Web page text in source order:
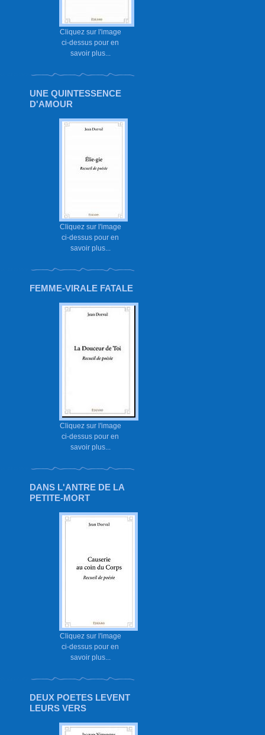
Cliquez sur l'image
ci-dessus pour en
savoir plus...
UNE QUINTESSENCE
D'AMOUR
Cliquez sur l'image
ci-dessus pour en
savoir plus...
FEMME-VIRALE FATALE
Cliquez sur l'image
ci-dessus pour en
savoir plus...
DANS L'ANTRE DE LA
PETITE-MORT
Cliquez sur l'image
ci-dessus pour en
savoir plus...
DEUX POETES LEVENT
LEURS VERS